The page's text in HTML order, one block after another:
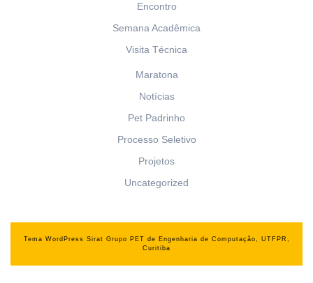
Encontro
Semana Acadêmica
Visita Técnica
Maratona
Notícias
Pet Padrinho
Processo Seletivo
Projetos
Uncategorized
Tema WordPress Sirat Grupo PET de Engenharia de Computação, UTFPR,
Curitiba